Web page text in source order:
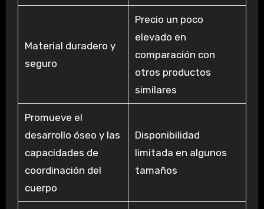
Material duradero y
seguro
Precio un poco
elevado en
comparación con
otros productos
similares
Promueve el
desarrollo óseo y las
capacidades de
coordinación del
cuerpo
Disponibilidad
limitada en algunos
tamaños